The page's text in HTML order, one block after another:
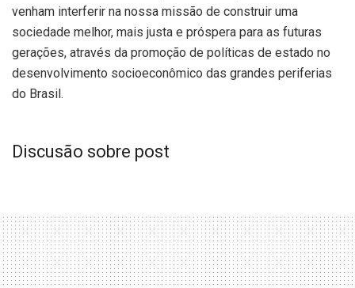
venham interferir na nossa missão de construir uma
sociedade melhor, mais justa e próspera para as futuras
gerações, através da promoção de políticas de estado no
desenvolvimento socioeconômico das grandes periferias
do Brasil.
Discusão sobre post